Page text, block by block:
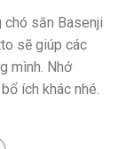
chó săn Basenji
sẽ giúp các
mình. Nhớ
ích khác nhé.